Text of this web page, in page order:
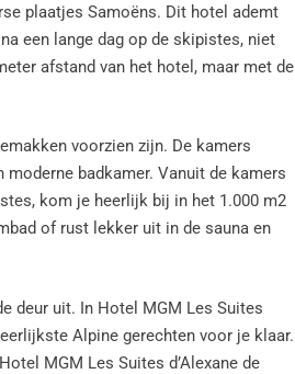
plaatjes Samoëns. Dit hotel ademt
een lange dag op de skipistes, niet
afstand van het hotel, maar met de
voorzien zijn. De kamers
badkamer. Vanuit de kamers
kom je heerlijk bij in het 1.000 m2
of rust lekker uit in de sauna en
deur uit. In Hotel MGM Les Suites
Alpine gerechten voor je klaar.
MGM Les Suites d’Alexane de